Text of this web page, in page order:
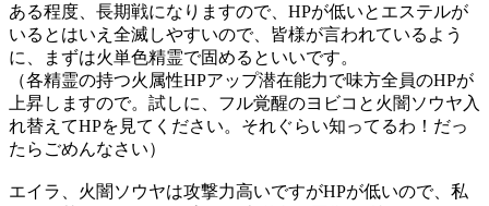
ある程度、長期戦になりますので、HPが低いとエステルが
いるとはいえ全滅しやすいので、皆様が言われているよう
に、まずは火単色精霊で固めるといいです。
（各精霊の持つ火属性HPアップ潜在能力で味方全員のHPが
上昇しますので。試しに、フル覚醒のヨビコと火闇ソウヤ入
れ替えてHPを見てください。それぐらい知ってるわ！だっ
たらごめんなさい）
エイラ、火闇ソウヤは攻撃力高いですがHPが低いので、私